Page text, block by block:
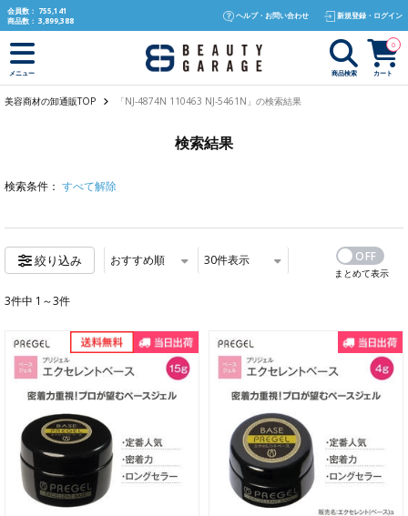
text.skipToContent
text.skipToNavigation
会員数： 755,141
商品数： 3,899,388
ヘルプ・お問い合わせ 新規登録・ログイン
メニュー 商品検索 カート
0
美容商材の卸通販TOP 「NJ-4874N 110463 NJ-5461N」の検索結果
検索結果
検索条件： すべて解除
絞り込み おすすめ順 30件表示
まとめて表示
3件中 1～3件